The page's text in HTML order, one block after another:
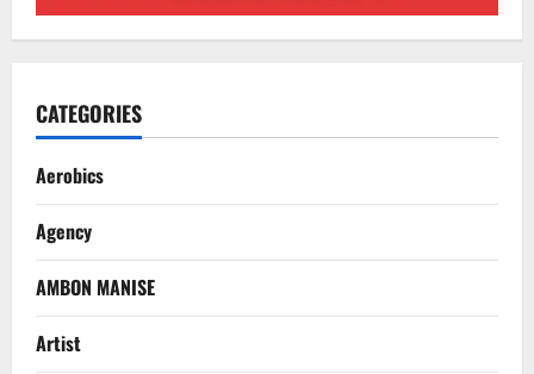
CATEGORIES
Aerobics
Agency
AMBON MANISE
Artist